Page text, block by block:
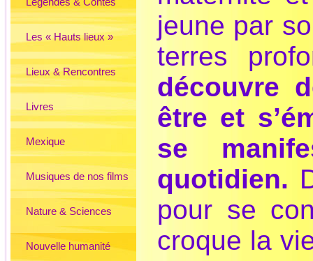
Les « Hauts lieux »
Lieux & Rencontres
Livres
Mexique
Musiques de nos films
Nature & Sciences
Nouvelle humanité
jeune par
terres
découvre
être et
se
quotidien.
pour se
croque la